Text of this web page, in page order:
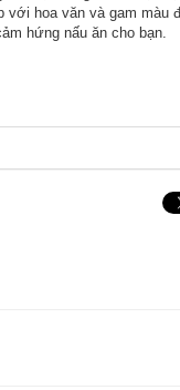
hoa văn và gam màu
hứng nấu ăn cho bạn.